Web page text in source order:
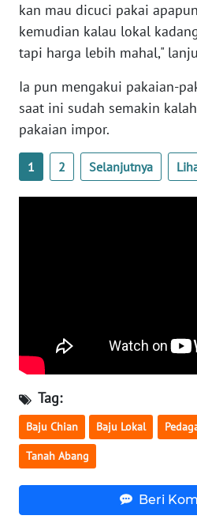
kan mau dicuci pakai
kemudian kalau lokal
tapi harga lebih mahal,"
Ia pun mengakui pakaian-
saat ini sudah semakin
pakaian impor.
1 2 Selanjutnya
Tag:
Baju Chian Baju Lokal
Tanah Abang
Beri
WN
NTT
KEPRI
WN
SERAMBI
JAMBI
WN
SULTRA
NTB